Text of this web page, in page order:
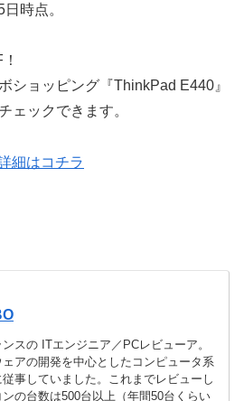
時点。
ショッピング『ThinkPad E440』
ェックできます。
細はコチラ
スの ITエンジニア／PCレビューア。
ェアの開発を中心としたコンピュータ系
事していました。これまでレビューし
ンの台数は500台以上（年間50台くらい